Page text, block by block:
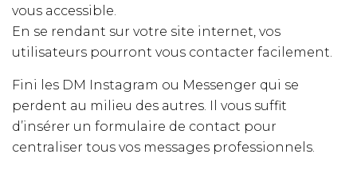
vous accessible.
En se rendant sur votre site internet, vos
utilisateurs pourront vous contacter facilement.
Fini les DM Instagram ou Messenger qui se
perdent au milieu des autres. Il vous suffit
d’insérer un formulaire de contact pour
centraliser tous vos messages professionnels.